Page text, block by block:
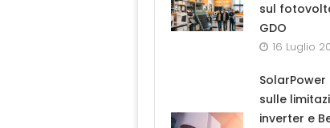
sul
GDO
16 Luglio
SolarPower
sulle
inverter e